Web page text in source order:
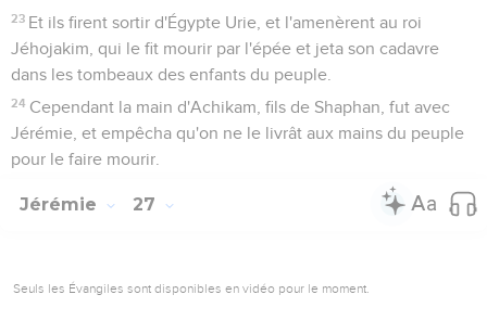
23 Et ils firent sortir d'Égypte Urie, et l'amenèrent au roi
Jéhojakim, qui le fit mourir par l'épée et jeta son cadavre
dans les tombeaux des enfants du peuple.
24 Cependant la main d'Achikam, fils de Shaphan, fut avec
Jérémie, et empêcha qu'on ne le livrât aux mains du peuple
pour le faire mourir.
Jérémie 27
Seuls les Évangiles sont disponibles en vidéo pour le moment.